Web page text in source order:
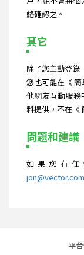
絡確認之。
其它
除了您主動登錄
您也可能在《
他網友互動服務
料提供，不在《
問題和建議
如果您有
平